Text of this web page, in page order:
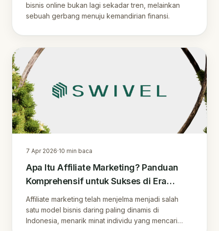
bisnis online bukan lagi sekadar tren, melainkan
sebuah gerbang menuju kemandirian finansi.
7 Apr 2026·10 min baca
Apa Itu Affiliate Marketing? Panduan
Komprehensif untuk Sukses di Era
Digital Indonesia
Affiliate marketing telah menjelma menjadi salah
satu model bisnis daring paling dinamis di
Indonesia, menarik minat individu yang mencari